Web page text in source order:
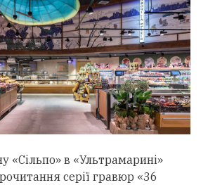
«Сільпо» в «Ультрамарині»
серії гравюр «36